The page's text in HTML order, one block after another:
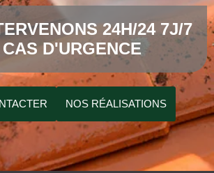
24H/24 7J/7
D'URGENCE
NOS RÉALISATIONS